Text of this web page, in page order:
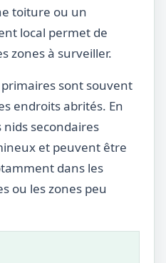
toiture ou un
local permet de
zones à surveiller.
sont souvent
endroits abrités. En
secondaires
et peuvent être
dans les
ou les zones peu